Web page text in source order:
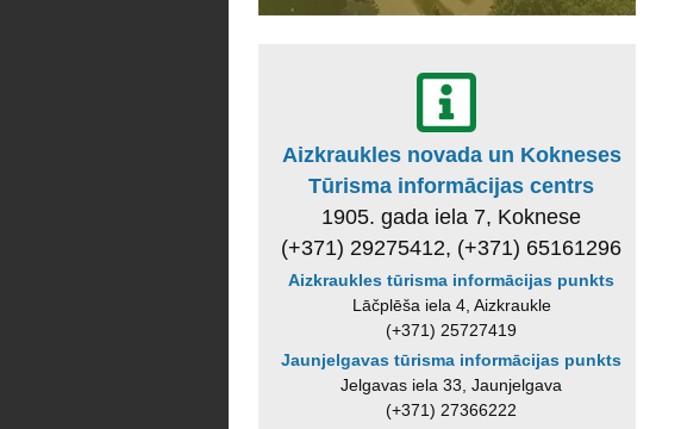
Aizkraukles novada un Kokneses
Tūrisma informācijas centrs
1905. gada iela 7, Koknese
(+371) 29275412, (+371) 65161296
Aizkraukles tūrisma informācijas punkts
Lāčplēša iela 4, Aizkraukle
(+371) 25727419
Jaunjelgavas tūrisma informācijas punkts
Jelgavas iela 33, Jaunjelgava
(+371) 27366222